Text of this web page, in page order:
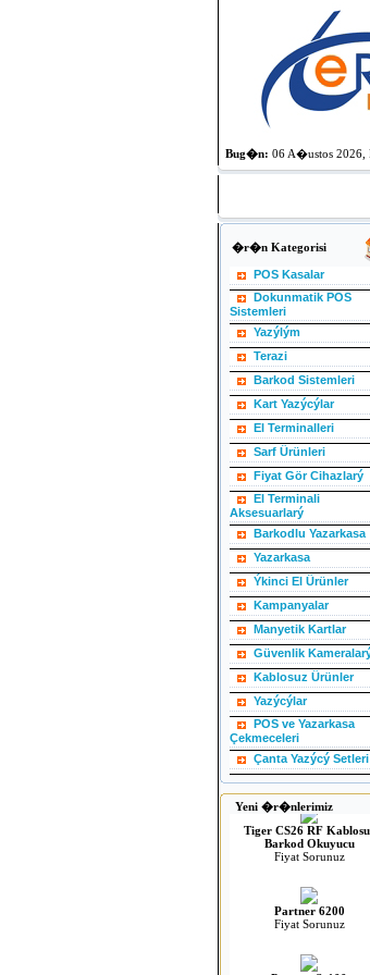
Bug�n: 06 A�ustos 2026,
�r�n Kategorisi
POS Kasalar
Dokunmatik POS
Sistemleri
Yazýlým
Terazi
Barkod Sistemleri
Kart Yazýcýlar
El Terminalleri
Sarf Ürünleri
Fiyat Gör Cihazlarý
El Terminali
Aksesuarlarý
Barkodlu Yazarkasa
Yazarkasa
Ýkinci El Ürünler
Kampanyalar
Manyetik Kartlar
Güvenlik
Kablosuz Ürünler
Yazýcýlar
POS ve Yazarkasa
Çekmeceleri
Çanta Yazýcý Setleri
Yeni �r�nlerimiz
Spider Sp200 2D Barkod
Okuyucu
Fiyat Sorunuz
Tiger CS26 RF Kablosuz
Barkod Okuyucu
Fiyat Sorunuz
Partner 6200
Fiyat Sorunuz
Partner Se100